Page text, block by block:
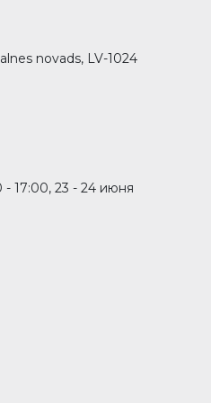
novads, LV-1024
17:00, 23 - 24 июня